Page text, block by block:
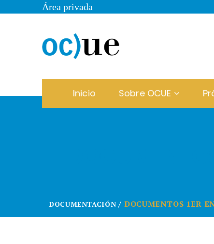
Área privada
Inicio Sobre OCUE
DOCUMENTACIÓN DOCUMENTOS 1ER